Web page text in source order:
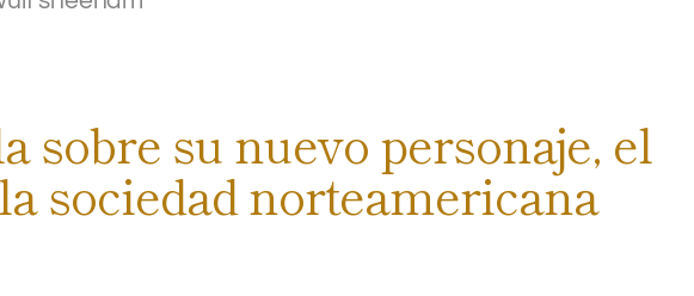
su nuevo personaje, el
sociedad norteamericana